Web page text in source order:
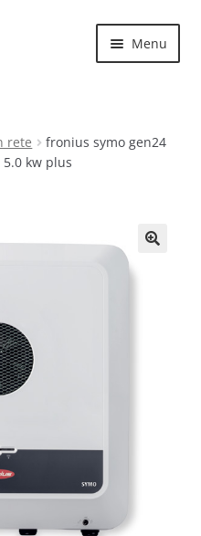
Menu
rete
fronius symo gen24
kw plus